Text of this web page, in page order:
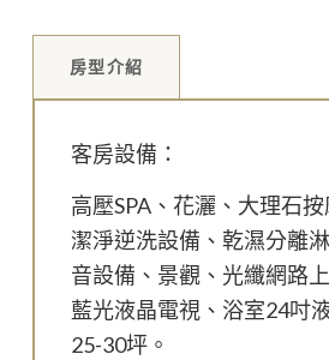
房型介紹
客房設備：
高壓SPA、花灑、大理石
潔淨逆洗設備、乾濕分離
音設備、景觀、光纖網路
藍光液晶電視、浴室24吋
25-30坪。